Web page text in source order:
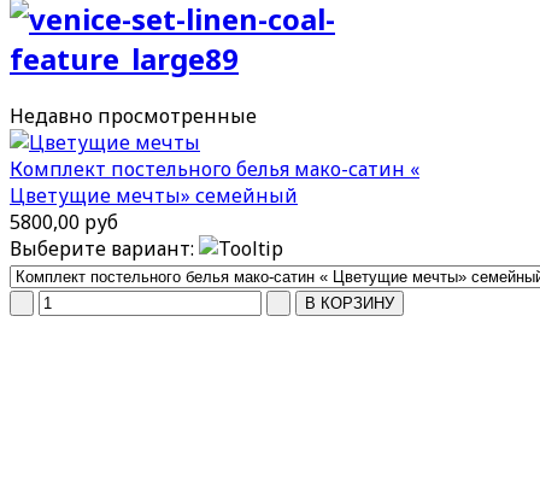
Недавно просмотренные
Комплект постельного белья мако-сатин «
Цветущие мечты» семейный
5800,00 руб
Выберите вариант: